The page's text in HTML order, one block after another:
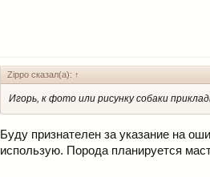
Zippo сказал(а): ↑
Игорь, к фото или рисунку собаки
Буду признателен за указание на
использую. Порода планируется